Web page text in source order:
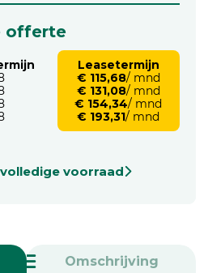
offerte
Leasetermijn
€ 115,68/ mnd
€ 131,08/ mnd
€ 154,34/ mnd
€ 193,31/ mnd
voorraad
Omschrijving